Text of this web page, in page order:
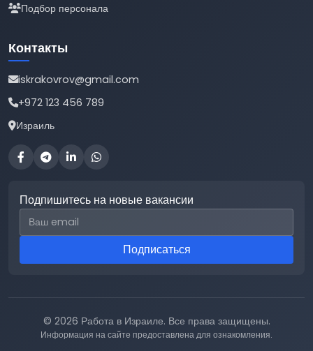
Подбор персонала
Контакты
iskrakovrov@gmail.com
+972 123 456 789
Израиль
Подпишитесь на новые вакансии
Email для подписки
Подписаться
© 2026 Работа в Израиле. Все права защищены.
Информация на сайте предоставлена для ознакомления.